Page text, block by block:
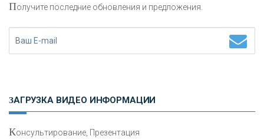
Получите последние обновления и предложения.
ЗАГРУЗКА ВИДЕО ИНФОРМАЦИИ
Консультирование, Презентация